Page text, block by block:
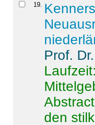
19
Prof.
den